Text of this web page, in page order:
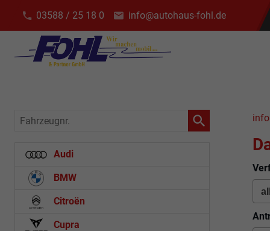
03588 / 25 18 0 info@autohaus-fohl.de
info
Fahrzeugnr.
Audi
BMW
Citroën
Cupra